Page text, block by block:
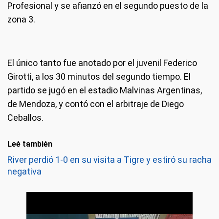
Profesional y se afianzó en el segundo puesto de la
zona 3.
El único tanto fue anotado por el juvenil Federico
Girotti, a los 30 minutos del segundo tiempo. El
partido se jugó en el estadio Malvinas Argentinas,
de Mendoza, y contó con el arbitraje de Diego
Ceballos.
Leé también
River perdió 1-0 en su visita a Tigre y estiró su racha
negativa